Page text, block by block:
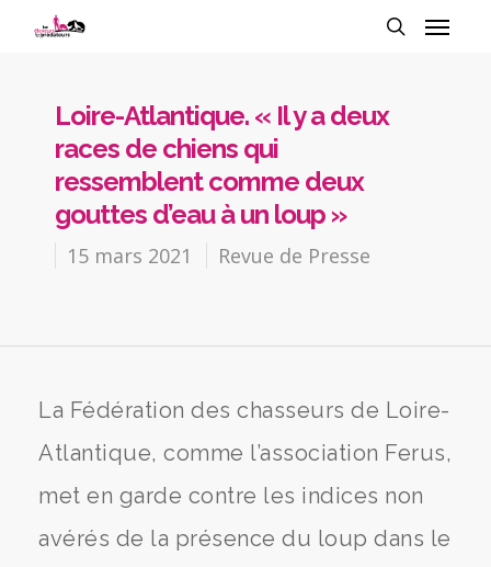
Loire-Atlantique. « Il y a deux
races de chiens qui
ressemblent comme deux
gouttes d’eau à un loup »
15 mars 2021 Revue de Presse
La Fédération des chasseurs de Loire-
Atlantique, comme l’association Ferus,
met en garde contre les indices non
avérés de la présence du loup dans le